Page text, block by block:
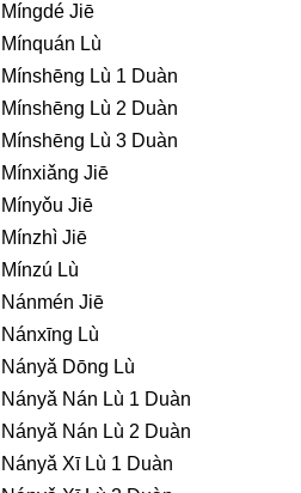
Míngdé Jiē
Mínquán Lù
Mínshēng Lù 1 Duàn
Mínshēng Lù 2 Duàn
Mínshēng Lù 3 Duàn
Mínxiǎng Jiē
Mínyǒu Jiē
Mínzhì Jiē
Mínzú Lù
Nánmén Jiē
Nánxīng Lù
Nányǎ Dōng Lù
Nányǎ Nán Lù 1 Duàn
Nányǎ Nán Lù 2 Duàn
Nányǎ Xī Lù 1 Duàn